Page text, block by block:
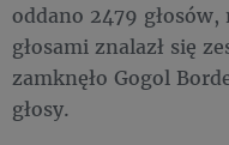
oddano 2479
głosami znalazł się
zamknęło Gogol
głosy.